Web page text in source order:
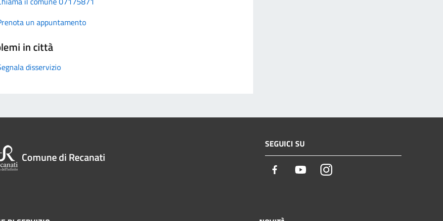
un appuntamento
in città
disservizio
Comune di Recanati
SEGUICI SU
Facebook YoutubeInstagram